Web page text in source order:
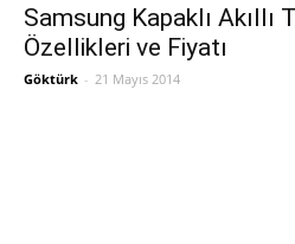
Samsung Kapaklı Akıllı
Özellikleri ve Fiyatı
Göktürk - 21 Mayıs 2014